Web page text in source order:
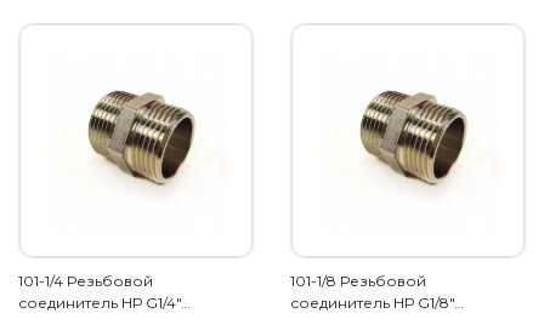
101-1/4 Резьбовой
соединитель НР G1/4"…
101-1/8 Резьбовой
соединитель НР G1/8"…